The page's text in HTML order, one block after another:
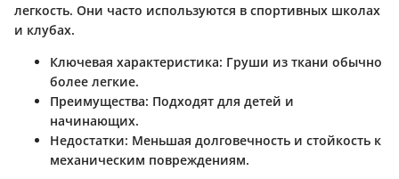
легкость. Они часто используются в спортивных школах
и клубах.
Ключевая характеристика: Груши из ткани обычно
более легкие.
Преимущества: Подходят для детей и
начинающих.
Недостатки: Меньшая долговечность и стойкость к
механическим повреждениям.